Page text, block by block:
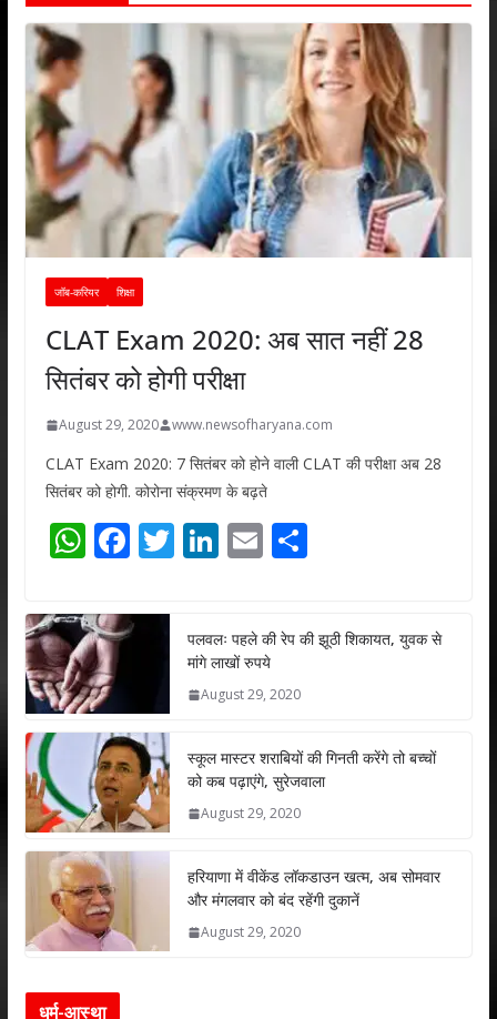
जॉब-करियर शिक्षा
CLAT Exam 2020: अब सात नहीं 28
सितंबर को होगी परीक्षा
August 29, 2020 www.newsofharyana.com
CLAT Exam 2020: 7 सितंबर को होने वाली CLAT की परीक्षा अब 28
सितंबर को होगी. कोरोना संक्रमण के बढ़ते
W
at
s
A
p
p
F
e
b
o
k
T
er
Li
e
dI
n
E
l
S
e
पलवलः पहले की रेप की झूठी शिकायत, युवक से
मांगे लाखों रुपये
August 29, 2020
स्कूल मास्टर शराबियों की गिनती करेंगे तो बच्चों
को कब पढ़ाएंगे, सुरेजवाला
August 29, 2020
हरियाणा में वीकेंड लॉकडाउन खत्म, अब सोमवार
और मंगलवार को बंद रहेंगी दुकानें
August 29, 2020
धर्म-आस्था